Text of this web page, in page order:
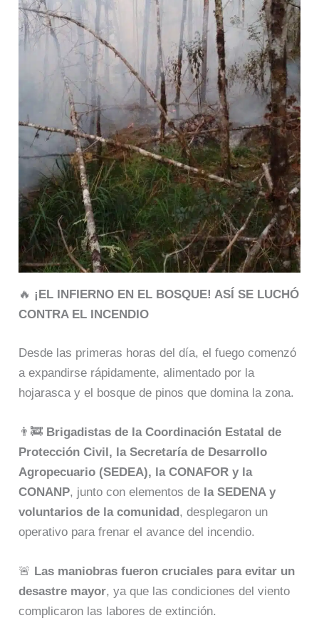
🔥 ¡EL INFIERNO EN EL BOSQUE! ASÍ SE LUCHÓ
CONTRA EL INCENDIO
Desde las primeras horas del día, el fuego comenzó
a expandirse rápidamente, alimentado por la
hojarasca y el bosque de pinos que domina la zona.
👨‍🚒 Brigadistas de la Coordinación Estatal de
Protección Civil, la Secretaría de Desarrollo
Agropecuario (SEDEA), la CONAFOR y la
CONANP, junto con elementos de la SEDENA y
voluntarios de la comunidad, desplegaron un
operativo para frenar el avance del incendio.
🚨 Las maniobras fueron cruciales para evitar un
desastre mayor, ya que las condiciones del viento
complicaron las labores de extinción.